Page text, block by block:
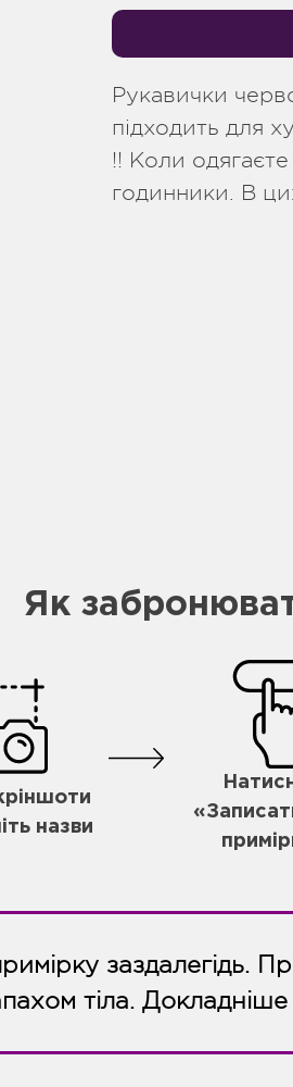
Рукавички
підходить для
!! Коли
годинники. В
Як
назви
заздалегідь.
тіла.